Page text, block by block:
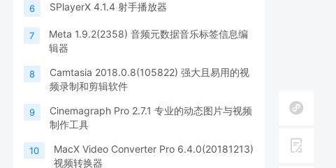
6 SPlayerX 4.1.4 射手播放器
7
Meta 1.9.2(2358) 音频元数据音乐标签信息编
辑器
8
Camtasia 2018.0.8(105822) 强大且易用的视
频录制和剪辑软件
9
Cinemagraph Pro 2.7.1 专业的动态图片与视频
制作工具
10
MacX Video Converter Pro 6.4.0(20181213)
视频转换器